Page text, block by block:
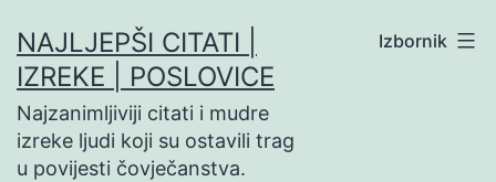
na
sadržaj
NAJLJEPŠI CITATI |
IZREKE | POSLOVICE
Najzanimljiviji citati i mudre
izreke ljudi koji su ostavili trag
u povijesti čovječanstva.
Izbornik